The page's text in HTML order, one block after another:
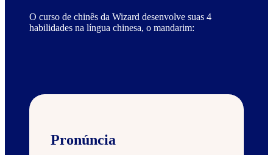
O curso de chinês da Wizard desenvolve suas 4
habilidades na língua chinesa, o mandarim:
Pronúncia